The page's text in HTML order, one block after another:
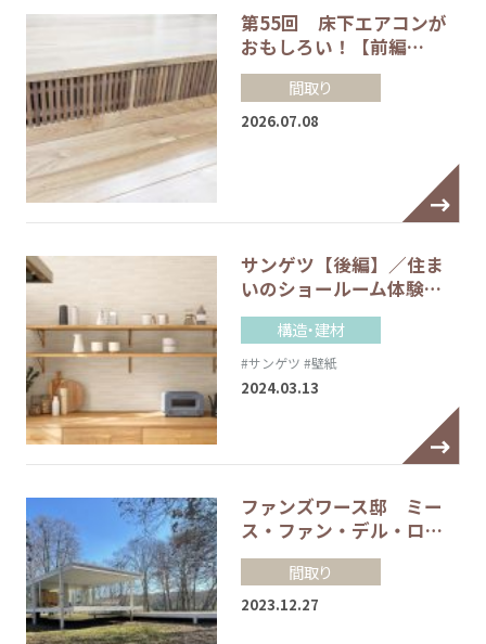
第55回 床下エアコンが
おもしろい！【前編…
間取り
2026.07.08
サンゲツ【後編】／住ま
いのショールーム体験…
構造・建材
#サンゲツ #壁紙
2024.03.13
ファンズワース邸 ミー
ス・ファン・デル・ロ…
間取り
2023.12.27